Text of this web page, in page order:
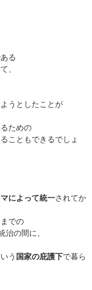
る
、
うとしたことが
ための
こともできるでしょ
によって統一されてか
での
治の間に、
う 国家の庇護下で暮ら